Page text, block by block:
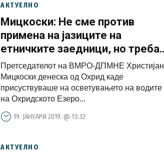
АКТУЕЛНО
Мицкоски: Не сме против
примена на јазиците на
етничките заедници, но треба
да се почитуваат Уставот и
законите
Претседателот на ВМРО-ДПМНЕ Христијан
Мицкоски денеска од Охрид каде
присуствуваше на осветувањето на водите
на Охридското Езеро...
19. ЈАНУАРИ 2019. @ 13:32
АКТУЕЛНО